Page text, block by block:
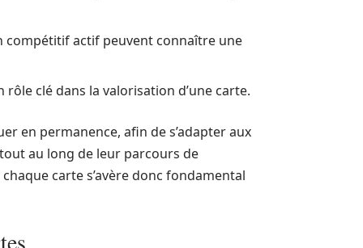
compétitif actif peuvent connaître une
clé dans la valorisation d’une carte.
en permanence, afin de s’adapter aux
au long de leur parcours de
carte s’avère donc fondamental